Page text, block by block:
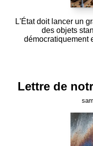
L'État doit lancer un
des objets
démocratiquement
Lettre de